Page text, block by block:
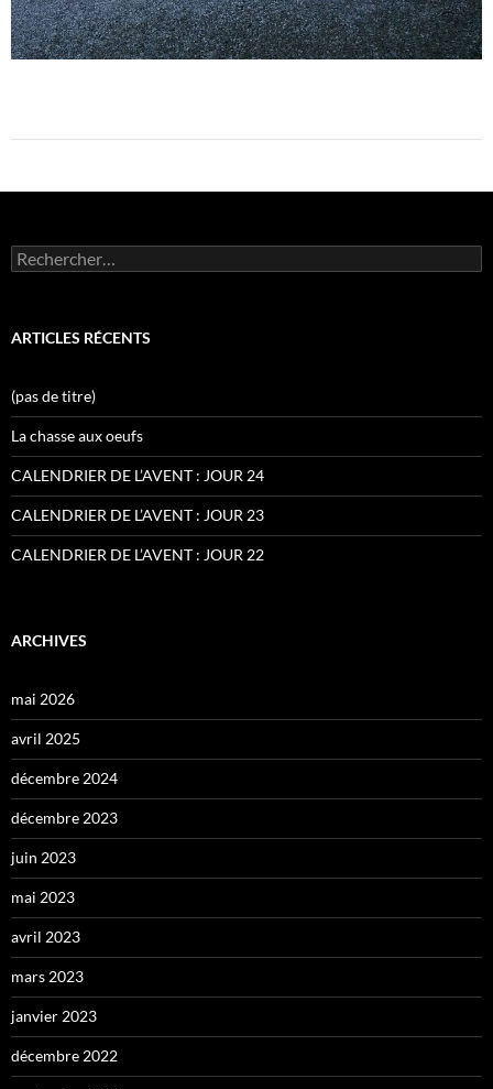
Rechercher :
ARTICLES RÉCENTS
(pas de titre)
La chasse aux oeufs
CALENDRIER DE L’AVENT : JOUR 24
CALENDRIER DE L’AVENT : JOUR 23
CALENDRIER DE L’AVENT : JOUR 22
ARCHIVES
mai 2026
avril 2025
décembre 2024
décembre 2023
juin 2023
mai 2023
avril 2023
mars 2023
janvier 2023
décembre 2022